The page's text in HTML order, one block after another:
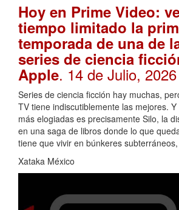
Hoy en Prime Video:
tiempo limitado la
temporada de una de
series de ciencia
Apple. 14 de Julio,
Series de ciencia ficción hay muchas,
TV tiene indiscutiblemente las mejores.
más elogiadas es precisamente Silo, la
en una saga de libros donde lo que
tiene que vivir en búnkeres subterráneos,
Xataka México